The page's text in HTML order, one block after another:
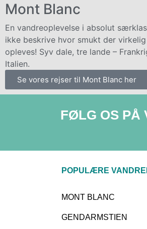
Mont Blanc
En vandreoplevelse i absolut
ikke beskrive hvor smukt der virkelig
opleves! Syv dale, tre lande –
Italien.
Se vores rejser til Mont Blanc her
FØLG OS PÅ
POPULÆRE
MONT BLANC
GENDARMSTIEN